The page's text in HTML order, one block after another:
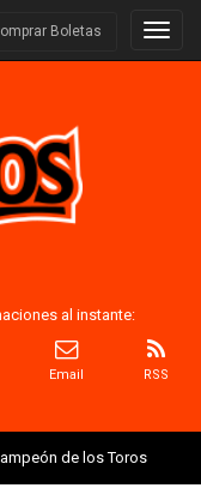
Boletas
al instante:
Email RSS
de los Toros